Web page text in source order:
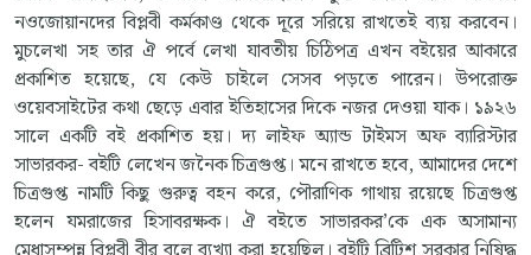
নওজোয়ানদের বিপ্লবী কর্মকাণ্ড থেকে দূরে সরিয়ে রাখতেই ব্যয় করবেন।
মুচলেখা সহ তার ঐ পর্বে লেখা যাবতীয় চিঠিপত্র এখন বইয়ের আকারে
প্রকাশিত হয়েছে, যে কেউ চাইলে সেসব পড়তে পারেন। উপরোক্ত
ওয়েবসাইটের কথা ছেড়ে এবার ইতিহাসের দিকে নজর দেওয়া যাক। ১৯২৬
সালে একটি বই প্রকাশিত হয়। দ্য লাইফ অ্যান্ড টাইমস অফ ব্যারিস্টার
সাভারকর- বইটি লেখেন জনৈক চিত্রগুপ্ত। মনে রাখতে হবে, আমাদের দেশে
চিত্রগুপ্ত নামটি কিছু গুরুত্ব বহন করে, পৌরাণিক গাথায় রয়েছে চিত্রগুপ্ত
হলেন যমরাজের হিসাবরক্ষক। ঐ বইতে সাভারকর’কে এক অসামান্য